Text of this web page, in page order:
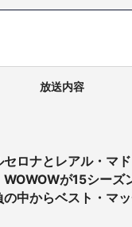
放送内容
ロナとレアル・マ
が15シーズ
中からベスト・マッ